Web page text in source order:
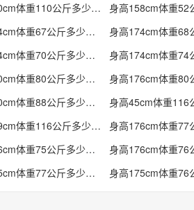
身高180cm体重110公斤多少标准
身高174cm体重67公斤多少标准
身高174cm体重70公斤多少标准
身高160cm体重80公斤多少标准
身高180cm体重88公斤多少标准
身高169cm体重116公斤多少标准
身高176cm体重75公斤多少标准
身高175cm体重77公斤多少标准